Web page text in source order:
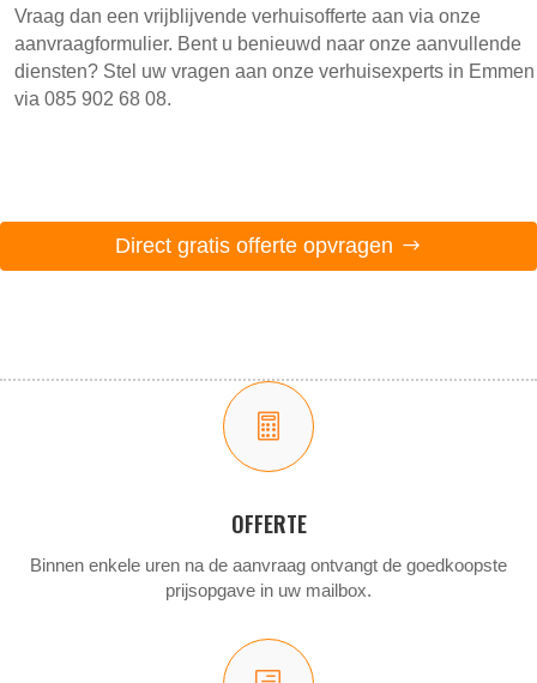
Vraag dan een vrijblijvende verhuisofferte aan via onze
aanvraagformulier. Bent u benieuwd naar onze aanvullende
diensten? Stel uw vragen aan onze verhuisexperts in Emmen
via 085 902 68 08.
Direct gratis offerte opvragen

OFFERTE
Binnen enkele uren na de aanvraag ontvangt de goedkoopste
prijsopgave in uw mailbox.